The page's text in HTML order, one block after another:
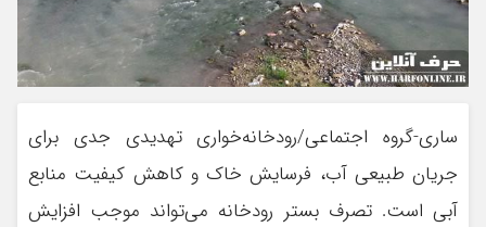
ساری-گروه اجتماعی/رودخانه‌خواری تهدیدی جدی برای
جریان طبیعی آب، فرسایش خاک و کاهش کیفیت منابع
آبی است. تصرف بستر رودخانه می‌تواند موجب افزایش